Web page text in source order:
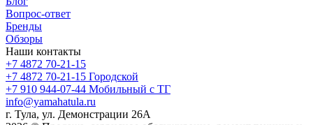
Вопрос-ответ
Бренды
Обзоры
Наши контакты
+7 4872 70-21-15
+7 4872 70-21-15 Городской
+7 910 944-07-44 Мобильный с ТГ
info@yamahatula.ru
г. Тула, ул. Демонстрации 26А